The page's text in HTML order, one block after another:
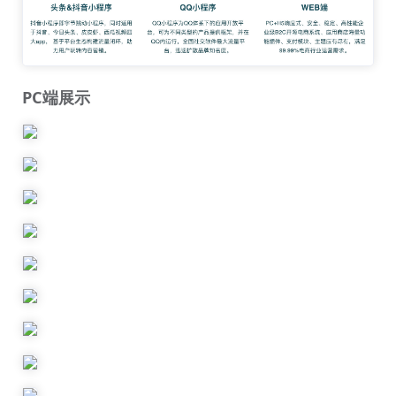
PC端展示